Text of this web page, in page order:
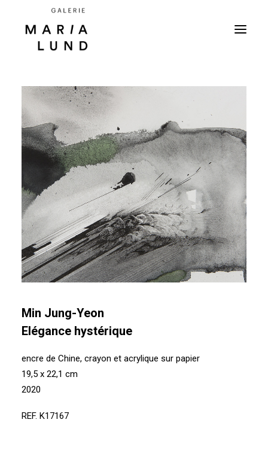
Min Jung-Yeon
Elégance hystérique
encre de Chine, crayon et acrylique sur papier
19,5 x 22,1 cm
2020
REF. K17167